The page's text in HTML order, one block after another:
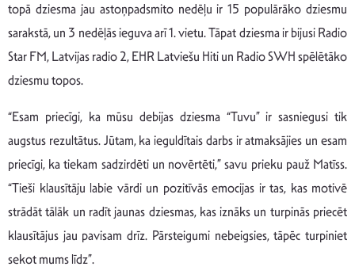
topā dziesma jau astoņpadsmito nedēļu ir 15 populārāko dziesmu
sarakstā, un 3 nedēļās ieguva arī 1. vietu. Tāpat dziesma ir bijusi Radio
Star FM, Latvijas radio 2, EHR Latviešu Hiti un Radio SWH spēlētāko
dziesmu topos.
“Esam priecīgi, ka mūsu debijas dziesma “Tuvu” ir sasniegusi tik
augstus rezultātus. Jūtam, ka ieguldītais darbs ir atmaksājies un esam
priecīgi, ka tiekam sadzirdēti un novērtēti,” savu prieku pauž Matīss.
“Tieši klausītāju labie vārdi un pozitīvās emocijas ir tas, kas motivē
strādāt tālāk un radīt jaunas dziesmas, kas iznāks un turpinās priecēt
klausītājus jau pavisam drīz. Pārsteigumi nebeigsies, tāpēc turpiniet
sekot mums līdz”.